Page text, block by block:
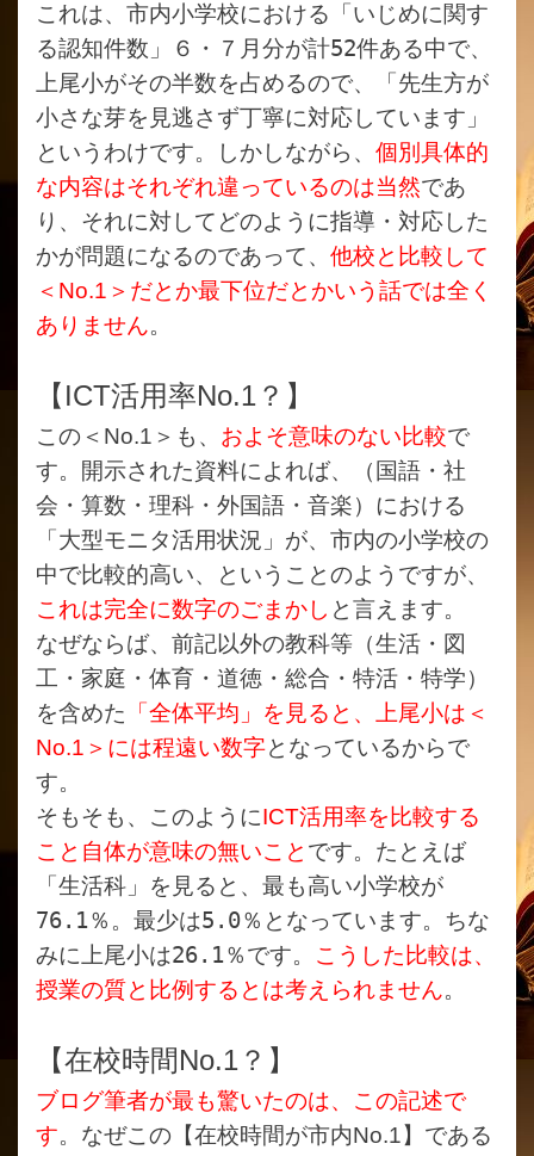
これは、市内小学校における「いじめに関す
る認知件数」６・７月分が計52件ある中で、
上尾小がその半数を占めるので、「先生方が
小さな芽を見逃さず丁寧に対応しています」
というわけです。しかしながら、 個別具体的
な内容はそれぞれ違っているのは当然であ
り、それに対してどのように指導・対応した
かが問題になるのであって、 他校と比較して
＜ No.1 ＞だとか最下位だとかいう話では全く
ありません。
【 ICT活用率No.1？ 】
この＜ No.1 ＞も、 およそ意味のない比較で
す。開示された資料によれば、（国語・社
会・算数・理科・外国語・音楽）における
「大型モニタ活用状況」が、市内の小学校の
中で比較的高い、ということのようですが、
これは完全に数字のごまかし と言えます。
なぜならば、前記以外の教科等（生活・図
工・家庭・体育・道徳・総合・特活・特学）
を含めた 「全体平均」を見ると、上尾小は＜
No.1 ＞には程遠い数字となっているからで
す。
そもそも、このようにICT活用率を比較する
こと自体が意味の無いこと です。たとえば
「生活科」を見ると、最も高い小学校が
76.1％。最少は5.0％となっています。ちな
みに上尾小は26.1％です。 こうした比較は、
授業の質と比例するとは考えられません。
【在校時間No.1？ 】
ブログ筆者が最も驚いたのは、この記述で
す。なぜこの【在校時間が市内No.1】である